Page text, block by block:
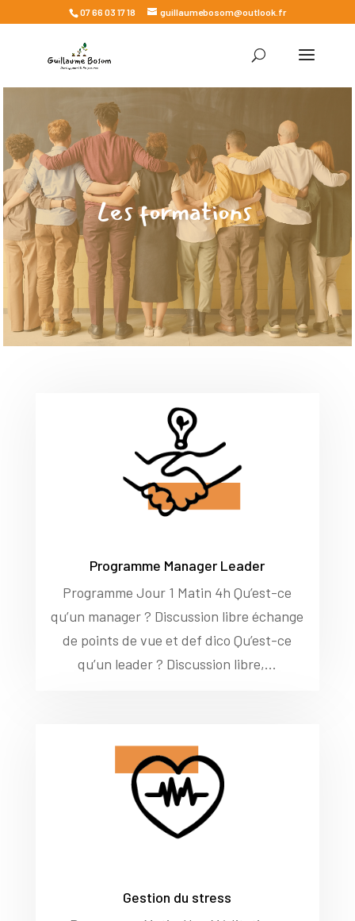
07 66 03 17 18 guillaumebosom@outlook.fr
Les formations
Programme Manager Leader
Programme Jour 1 Matin 4h Qu’est-ce
qu’un manager ? Discussion libre échange
de points de vue et def dico Qu’est-ce
qu’un leader ? Discussion libre,...
Gestion du stress